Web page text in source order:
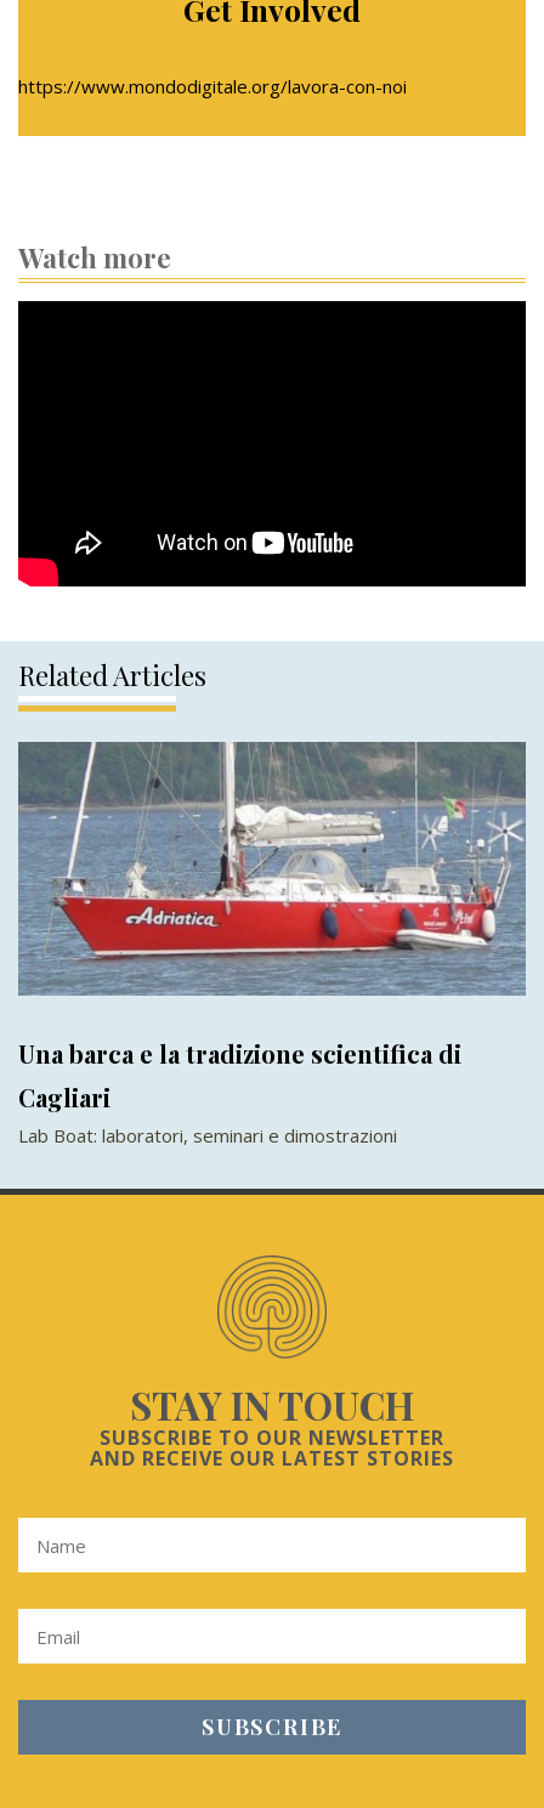
Get Involved
https://www.mondodigitale.org/lavora-con-noi
Watch more
Related Articles
Una barca e la tradizione scientifica di
Cagliari
Lab Boat: laboratori, seminari e dimostrazioni
STAY IN TOUCH
SUBSCRIBE TO OUR NEWSLETTER
AND RECEIVE OUR LATEST STORIES